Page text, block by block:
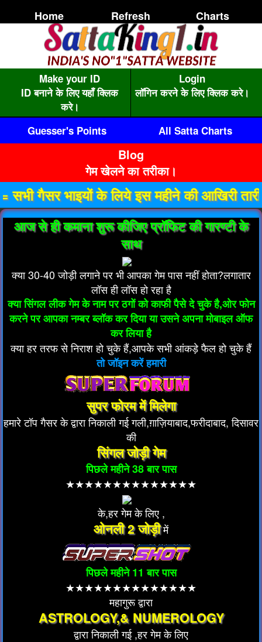
Home Refresh Charts
Make your ID
ID बनाने के लिए यहाँ क्लिक
करे।
Login
लॉगिन करने के लिए क्लिक करे।
Guesser's Points All Satta Charts
Blog
गेम खेलने का तरीका।
भाइयों के लिये इस महीने की आखिरी तारीख
आज से ही कमाना शुरू कीजिए प्रॉफिट की गारण्टी के
साथ
क्या 30-40 जोड़ी लगाने पर भी आपका गेम पास नहीं होता?लगातार
लॉस ही लॉस हो रहा है
क्या सिंगल लीक गेम के नाम पर ठगों को काफी पैसे दे चुके है,ओर फोन
करने पर आपका नम्बर ब्लॉक कर दिया या उसने अपना मोबाइल ऑफ
कर लिया है
क्या हर तरफ से निराश हो चुके हैं,आपके सभी आंकड़े फैल हो चुके हैं
तो जॉइन करें हमारी
सुपर फोरम में मिलेगा
हमारे टॉप गैसर के द्वारा निकाली गई गली,ग़ाज़ियाबाद,फरीदाबाद, दिसावर
की
सिंगल जोड़ी गेम
पिछले महीने 38 बार पास
★★★★★★★★★★★★★★
के,हर गेम के लिए ,
ओनली 2 जोड़ीमें
पिछले महीने 11 बार पास
★★★★★★★★★★★★★★
महागुरू द्वारा
ASTROLOGY,& NUMEROLOGY
द्वारा निकाली गई ,हर गेम के लिए